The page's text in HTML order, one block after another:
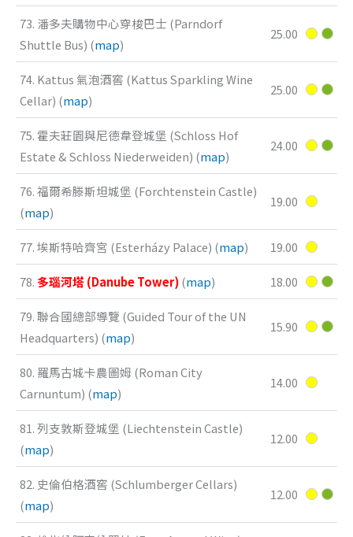
73. 潘多夫購物中心穿梭巴士 (Parndorf
Shuttle Bus) (map)
25.00
74. Kattus 氣泡酒窖 (Kattus Sparkling Wine
Cellar) (map)
25.00
75. 霍夫莊園與尼德韋登城堡 (Schloss Hof
Estate & Schloss Niederweiden) (map)
24.00
76. 福爾希滕斯坦城堡 (Forchtenstein Castle)
(map)
19.00
77. 埃斯特哈齊宮 (Esterházy Palace) (map) 19.00
78.多瑙河塔 (Danube Tower)(map) 18.00
79. 聯合國總部導覽 (Guided Tour of the UN
Headquarters) (map)
15.90
80. 羅馬古城卡農圖姆 (Roman City
Carnuntum) (map)
14.00
81. 列支敦斯登城堡 (Liechtenstein Castle)
(map)
12.00
82. 史倫伯格酒窖 (Schlumberger Cellars)
(map)
12.00